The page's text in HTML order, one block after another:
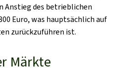
Anstieg des betrieblichen
Euro, was hauptsächlich auf
zurückzuführen ist.
Märkte